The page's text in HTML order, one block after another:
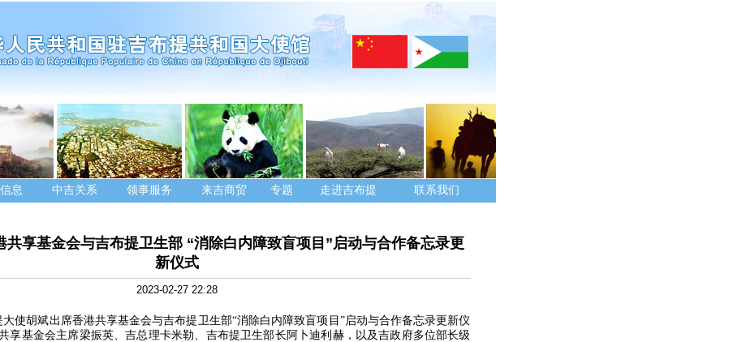
息 中吉关系 领事服务 来吉商贸 专题 走进吉布提 联系我们
共享基金会与吉布提卫生部 “消除白内障致盲项目”启动与合作备忘录更
新仪式
2023-02-27 22:28
大使胡斌出席香港共享基金会与吉布提卫生部“消除白内障致盲项目”启动与合作备忘录更新仪
享基金会主席梁振英、吉总理卡米勒、吉布提卫生部长阿卜迪利赫，以及吉政府多位部长级